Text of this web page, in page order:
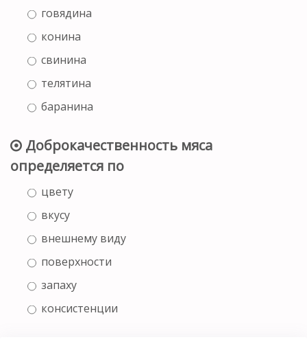
говядина
конина
свинина
телятина
баранина
Доброкачественность мяса
определяется по
цвету
вкусу
внешнему виду
поверхности
запаху
консистенции